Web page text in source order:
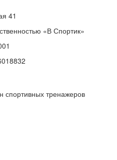
41
«В Спортик»
тренажеров